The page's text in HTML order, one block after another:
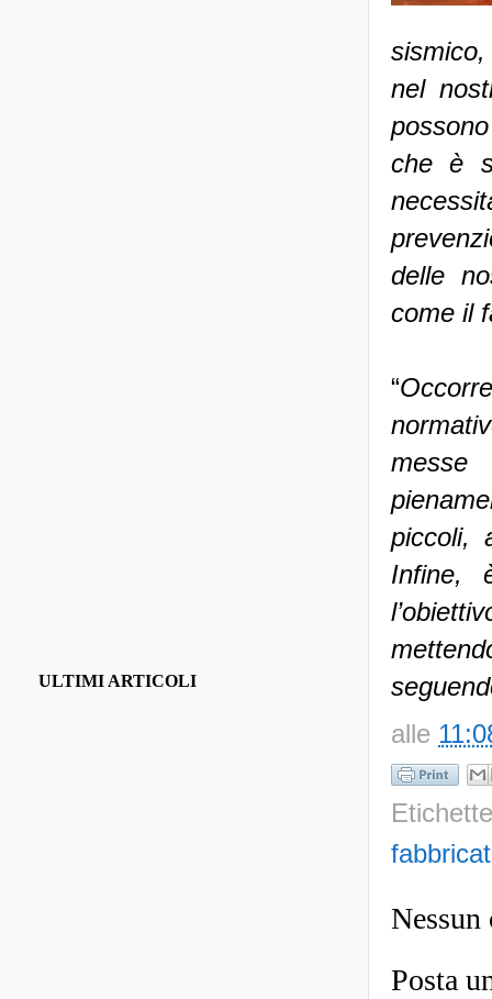
nel
che è
delle
come il
“
messe
piccoli,
Infine,
alle
Nessun
Posta
ULTIMI ARTICOLI